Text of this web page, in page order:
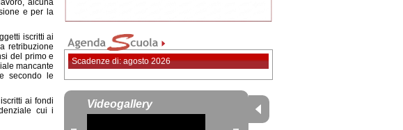
alcuna
e per la
iscritti ai
retribuzione
del primo e
mancante
secondo le
ai fondi
cui i
Scadenze di: agosto 2026
Videogallery